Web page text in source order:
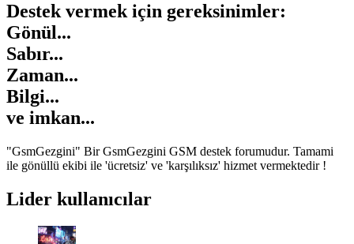
Destek vermek için gereksinimler:
Gönül...
Sabır...
Zaman...
Bilgi...
ve imkan...
"GsmGezgini" Bir GsmGezgini GSM destek forumudur. Tamami
ile gönüllü ekibi ile 'ücretsiz' ve 'karşılıksız' hizmet vermektedir !
Lider kullanıcılar